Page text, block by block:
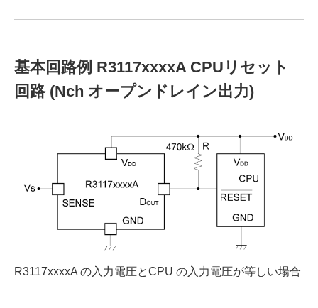
基本回路例 R3117xxxxA CPUリセット
回路 (Nch オープンドレイン出力)
R3117xxxxA の入力電圧とCPU の入力電圧が等しい場合